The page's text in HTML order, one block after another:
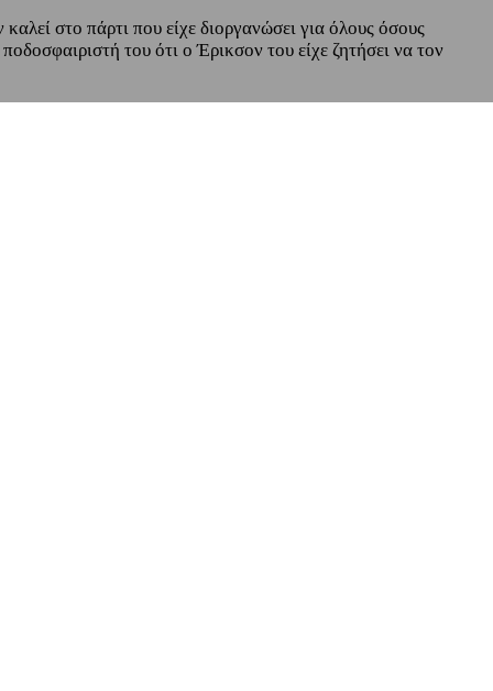
καλεί στο πάρτι που είχε διοργανώσει για όλους όσους
του ότι ο Έρικσον του είχε ζητήσει να τον